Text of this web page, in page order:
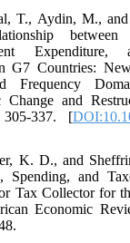
T., Aydin, M.,
between
Expenditure,
G7 Countries:
Frequency
Change and
337. [
K. D., and
Spending, and
Tax Collector for
Economic